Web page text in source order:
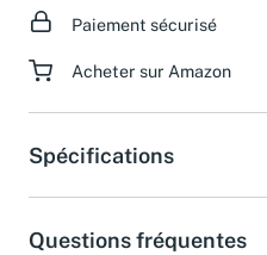
Paiement sécurisé
Acheter sur Amazon
Spécifications
Questions fréquentes